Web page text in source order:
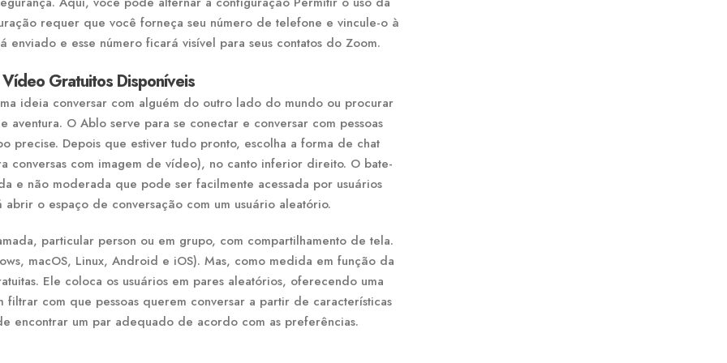
requer que você forneça seu número de telefone e vincule-o à
e esse número ficará visível para seus contatos do Zoom.
Gratuitos Disponíveis
ideia conversar com alguém do outro lado do mundo ou procurar
O Ablo serve para se conectar e conversar com pessoas
precise. Depois que estiver tudo pronto, escolha a forma de chat
conversas com imagem de vídeo), no canto inferior direito. O bate-
e não moderada que pode ser facilmente acessada por usuários
o espaço de conversação com um usuário aleatório.
particular person ou em grupo, com compartilhamento de tela.
macOS, Linux, Android e iOS). Mas, como medida em função da
Ele coloca os usuários em pares aleatórios, oferecendo uma
com que pessoas querem conversar a partir de características
encontrar um par adequado de acordo com as preferências.